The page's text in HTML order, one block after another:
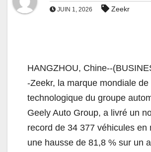
JUIN 1, 2026 Zeekr
HANGZHOU, Chine--
-Zeekr, la marque mondiale de
technologique du groupe
Geely Auto Group, a livré un
record de 34 377 véhicules en
une hausse de 81,8 % sur un